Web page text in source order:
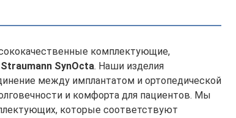
комплектующие,
Straumann SynOcta. Наши изделия
между имплантатом и ортопедической
и комфорта для пациентов. Мы
которые соответствуют